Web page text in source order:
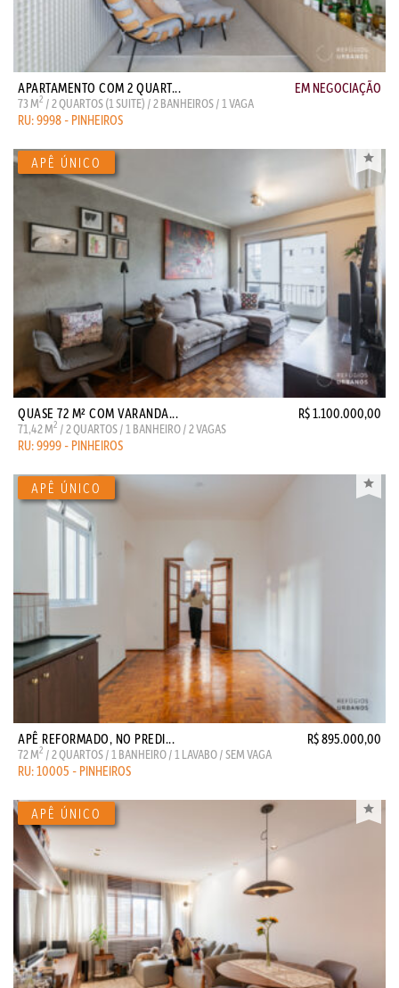
APARTAMENTO COM 2 QUART... EM NEGOCIAÇÃO
73 M2 / 2 QUARTOS (1 SUITE) / 2 BANHEIROS / 1 VAGA
RU: 9998 - PINHEIROS
QUASE 72 M² COM VARANDA... R$ 1.100.000,00
71,42 M2 / 2 QUARTOS / 1 BANHEIRO / 2 VAGAS
RU: 9999 - PINHEIROS
APÊ REFORMADO, NO PREDI... R$ 895.000,00
72 M2 / 2 QUARTOS / 1 BANHEIRO / 1 LAVABO / SEM VAGA
RU: 10005 - PINHEIROS